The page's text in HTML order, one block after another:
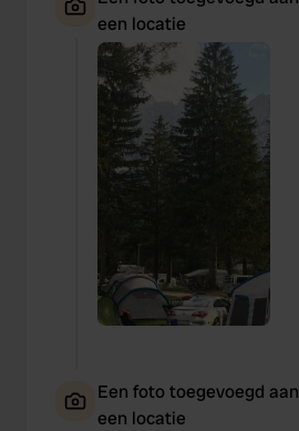
een locatie
Een foto toegevoegd aan
een locatie